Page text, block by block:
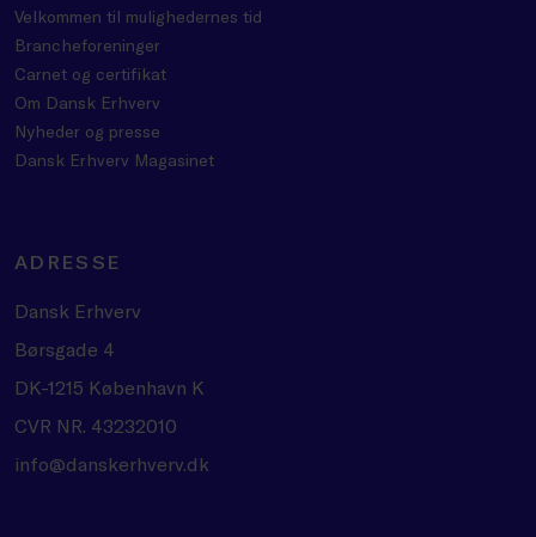
Velkommen til mulighedernes tid
Brancheforeninger
Carnet og certifikat
Om Dansk Erhverv
Nyheder og presse
Dansk Erhverv Magasinet
ADRESSE
Dansk Erhverv
Børsgade 4
DK-1215 København K
CVR NR. 43232010
info@danskerhverv.dk